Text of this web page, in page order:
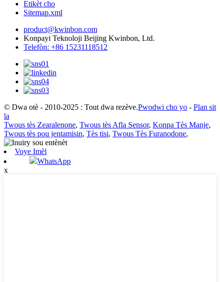
Etikèt cho
Sitemap.xml
product@kwinbon.com
Konpayi Teknoloji Beijing Kwinbon, Ltd.
Telefòn: +86 15231118512
© Dwa otè - 2010-2025 : Tout dwa rezève.Pwodwi cho yo - Plan sit
la
Twous tès Zearalenone, Twous tès Afla Sensor, Konpa Tès Manje,
Twous tès pou jentamisin, Tès tisi, Twous Tès Furanodone,
Voye Imèl
WhatsApp
x